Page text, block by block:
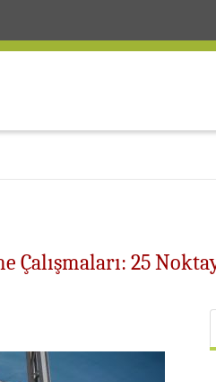
Çalışmaları: 25